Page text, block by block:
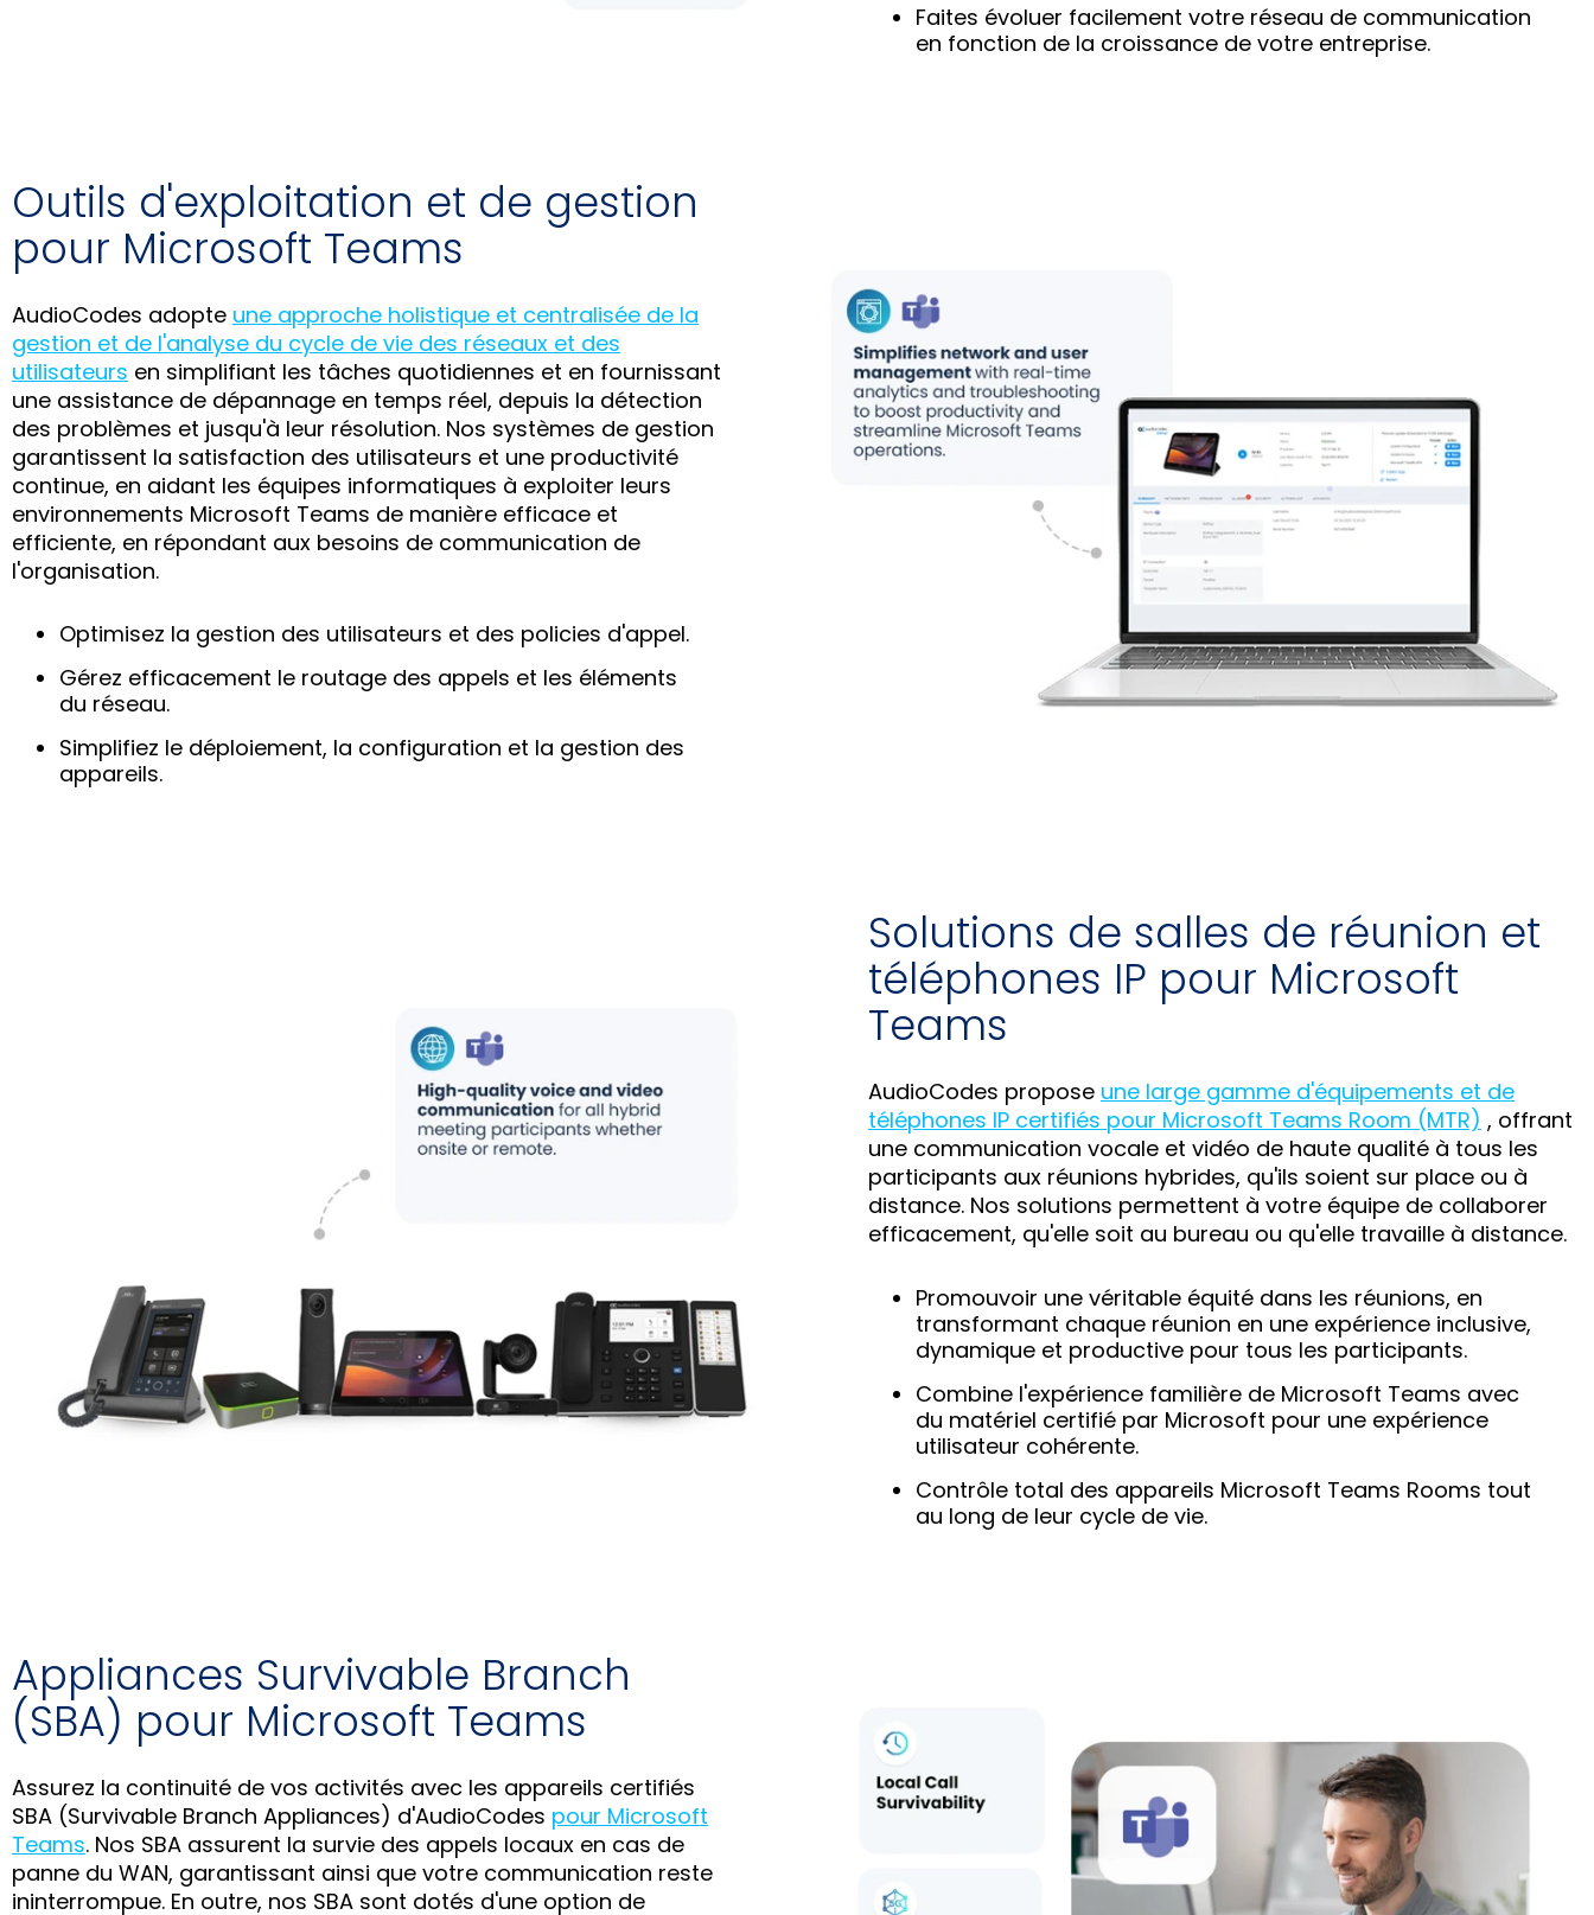
Faites évoluer facilement votre réseau de communication
en fonction de la croissance de votre entreprise.
Outils d'exploitation et de gestion
pour Microsoft Teams
AudioCodes adopte une approche holistique et centralisée de la
gestion et de l'analyse du cycle de vie des réseaux et des
utilisateurs en simplifiant les tâches quotidiennes et en fournissant
une assistance de dépannage en temps réel, depuis la détection
des problèmes et jusqu'à leur résolution. Nos systèmes de gestion
garantissent la satisfaction des utilisateurs et une productivité
continue, en aidant les équipes informatiques à exploiter leurs
environnements Microsoft Teams de manière efficace et
efficiente, en répondant aux besoins de communication de
l'organisation.
Optimisez la gestion des utilisateurs et des policies d'appel.
Gérez efficacement le routage des appels et les éléments
du réseau.
Simplifiez le déploiement, la configuration et la gestion des
appareils.
Solutions de salles de réunion et
téléphones IP pour Microsoft
Teams
AudioCodes propose une large gamme d'équipements et de
téléphones IP certifiés pour Microsoft Teams Room (MTR) , offrant
une communication vocale et vidéo de haute qualité à tous les
participants aux réunions hybrides, qu'ils soient sur place ou à
distance. Nos solutions permettent à votre équipe de collaborer
efficacement, qu'elle soit au bureau ou qu'elle travaille à distance.
Promouvoir une véritable équité dans les réunions, en
transformant chaque réunion en une expérience inclusive,
dynamique et productive pour tous les participants.
Combine l'expérience familière de Microsoft Teams avec
du matériel certifié par Microsoft pour une expérience
utilisateur cohérente.
Contrôle total des appareils Microsoft Teams Rooms tout
au long de leur cycle de vie.
Appliances Survivable Branch
(SBA) pour Microsoft Teams
Assurez la continuité de vos activités avec les appareils certifiés
SBA (Survivable Branch Appliances) d'AudioCodes pour Microsoft
Teams. Nos SBA assurent la survie des appels locaux en cas de
panne du WAN, garantissant ainsi que votre communication reste
ininterrompue. En outre, nos SBA sont dotés d'une option de